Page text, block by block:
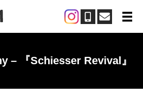
メ
– 『Schiesser Revival』